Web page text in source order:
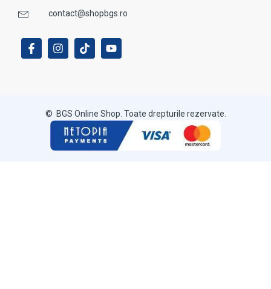
contact@shopbgs.ro
© BGS Online Shop. Toate drepturile rezervate.